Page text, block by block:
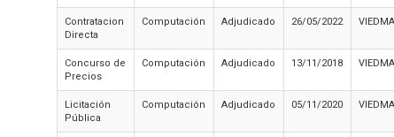
Contratacion
Directa
Computación Adjudicado 26/05/2022 VIEDMA
Concurso de
Precios
Computación Adjudicado 13/11/2018 VIEDMA
Licitación
Pública
Computación Adjudicado 05/11/2020 VIEDMA